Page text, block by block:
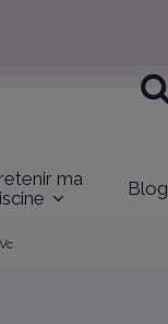
ma
Blog